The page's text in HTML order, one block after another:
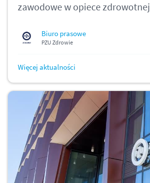
zawodowe w opiece zdrowotnej
Biuro prasowe
PZU Zdrowie
Więcej aktualności